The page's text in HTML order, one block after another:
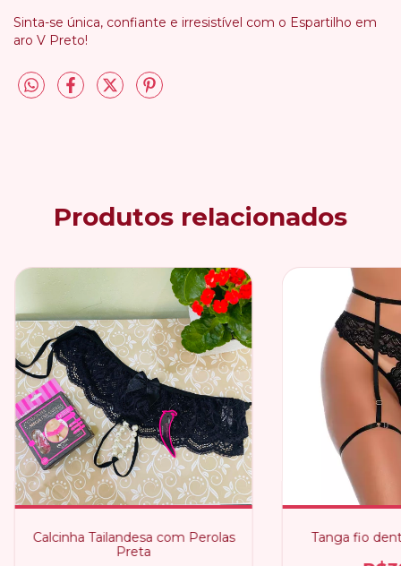
Sinta-se única, confiante e irresistível com o Espartilho em
aro V Preto!
Produtos relacionados
Calcinha Tailandesa com Perolas
Preta
Tanga fio